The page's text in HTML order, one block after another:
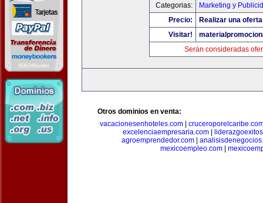
Categorias:
Marketing y
Precio:
Realizar una
Visitar!
Serán consideradas
Otros dominios en venta:
vacacionesenhoteles.com
excelenciaempresaria.com
agroemprendedor.com
mexicoempleo.com|